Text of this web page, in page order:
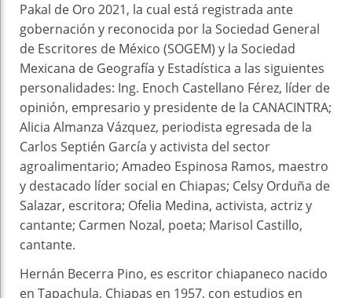
Pakal de Oro 2021, la cual está registrada ante
gobernación y reconocida por la Sociedad General
de Escritores de México (SOGEM) y la Sociedad
Mexicana de Geografía y Estadística a las siguientes
personalidades: Ing. Enoch Castellano Férez, líder de
opinión, empresario y presidente de la CANACINTRA;
Alicia Almanza Vázquez, periodista egresada de la
Carlos Septién García y activista del sector
agroalimentario; Amadeo Espinosa Ramos, maestro
y destacado líder social en Chiapas; Celsy Orduña de
Salazar, escritora; Ofelia Medina, activista, actriz y
cantante; Carmen Nozal, poeta; Marisol Castillo,
cantante.
Hernán Becerra Pino, es escritor chiapaneco nacido
en Tapachula, Chiapas en 1957, con estudios en